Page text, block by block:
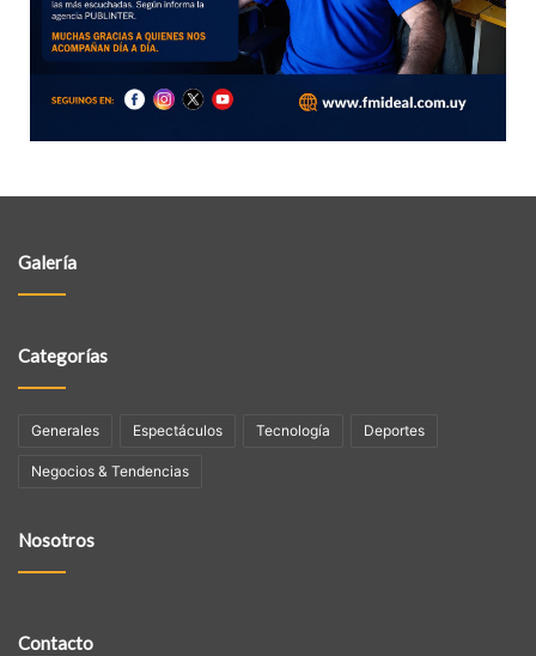
Galería
Categorías
Generales Espectáculos Tecnologí­a Deportes
Negocios & Tendencias
Nosotros
Contacto